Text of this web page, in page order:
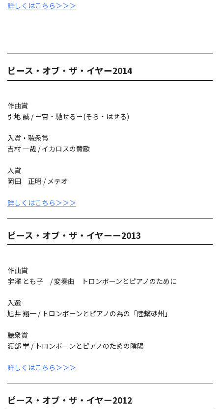
詳しくはこちら＞＞＞
ピース・オブ・ザ・イヤー2014
作曲賞
引地 誠 / －宙・馳せる－(そら・はせる)
入賞・聴衆賞
吉村 一哉 / イカロスの賛歌
入賞
岡田 正昭 / メテオ
詳しくはこちら＞＞＞
ピース・オブ・ザ・イヤーー2013
作曲賞
宇澤 とも子 / 変奏曲 トロンボーンとピアノのために
入選
旭井 翔一 / トロンボーンとピアノの為の「陸繋砂州」
聴衆賞
渡部 学 / トロンボーンとピアノのための陰陽
詳しくはこちら＞＞＞
ピース・オブ・ザ・イヤー2012